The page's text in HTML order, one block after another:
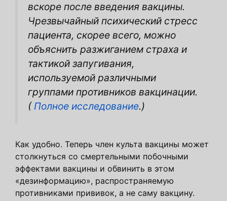
вскоре после введения вакцины.
Чрезвычайный психический стресс
пациента, скорее всего, можно
объяснить разжиганием страха и
тактикой запугивания,
используемой различными
группами противников вакцинации.
( Полное исследование.)
Как удобно. Теперь член культа вакцины может
столкнуться со смертельными побочными
эффектами вакцины и обвинить в этом
«дезинформацию», распространяемую
противниками прививок, а не саму вакцину.